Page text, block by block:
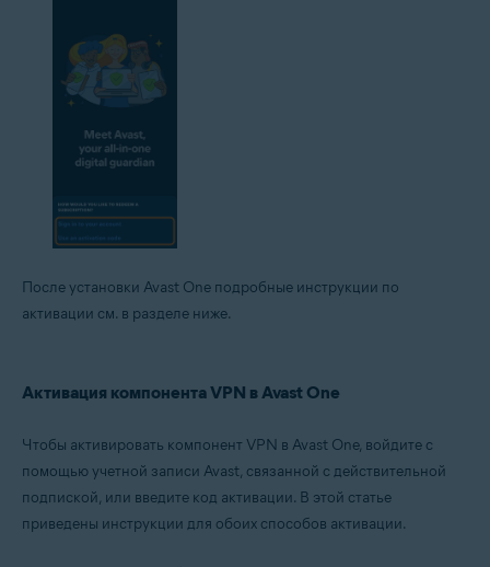
После установки Avast One подробные инструкции по
активации см. в разделе ниже.
Активация компонента VPN в Avast One
Чтобы активировать компонент VPN в Avast One, войдите с
помощью учетной записи Avast, связанной с действительной
подпиской, или введите код активации. В этой статье
приведены инструкции для обоих способов активации.